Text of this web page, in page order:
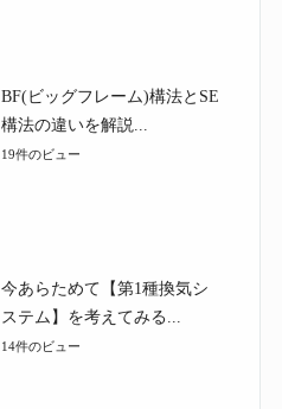
BF(ビッグフレーム)構法とSE
構法の違いを解説...
19件のビュー
今あらためて【第1種換気シ
ステム】を考えてみる...
14件のビュー